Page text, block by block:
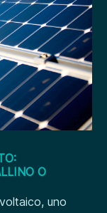
O
uno